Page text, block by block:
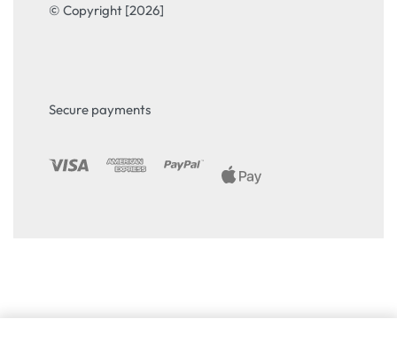
© Copyright [2026]
Secure payments